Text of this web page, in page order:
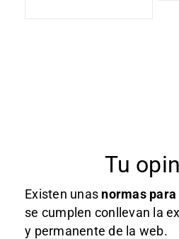
Tu
Existen unas normas
se cumplen conllevan la
y permanente de la web.